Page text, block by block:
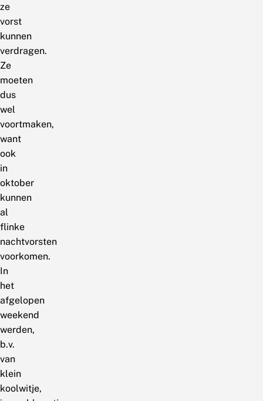
ze
vorst
kunnen
verdragen.
Ze
moeten
dus
wel
voortmaken,
want
ook
in
oktober
kunnen
al
flinke
nachtvorsten
voorkomen.
In
het
afgelopen
weekend
werden,
b.v.
van
klein
koolwitje,